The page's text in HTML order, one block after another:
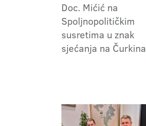
Doc. Mićić na
Spoljnopolitičkim
susretima u znak
sjećanja na Čurkina